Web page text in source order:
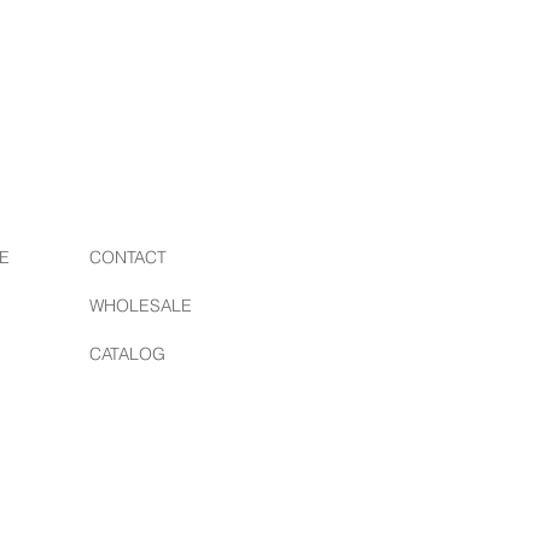
ア/ロサンゼルスで誕生した"RED
製作しています。愛のあるアート
CONTACT
WHOLESALE
CATALOG